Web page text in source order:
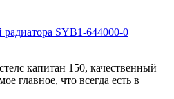
SYB1-644000-0
капитан 150, качественный
главное, что всегда есть в